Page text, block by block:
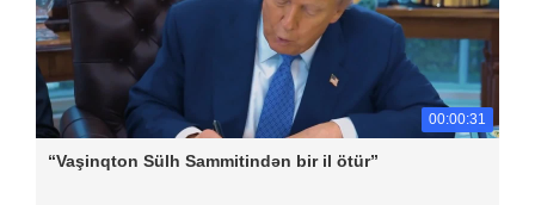
00:00:31
“Vaşinqton Sülh Sammitindən bir il ötür”